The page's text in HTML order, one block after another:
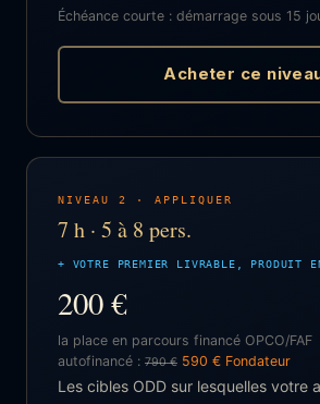
Échéance courte : démarrage sous 15
Acheter ce
NIVEAU 2 · APPLIQUER
7 h · 5 à 8 pers.
+ VOTRE PREMIER LIVRABLE, PRODUIT
200 €
la place en parcours financé OPCO/FAF
autofinancé : 790 € 590 € Fondateur
Les cibles ODD sur lesquelles votre